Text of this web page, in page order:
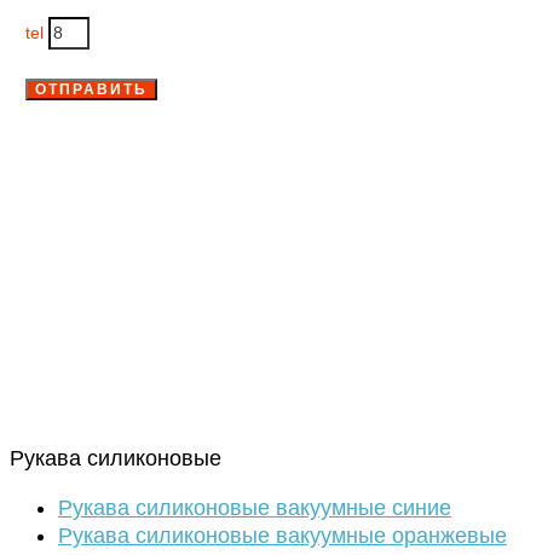
tel
ОТПРАВИТЬ
Рукава силиконовые
Рукава силиконовые вакуумные синие
Рукава силиконовые вакуумные оранжевые